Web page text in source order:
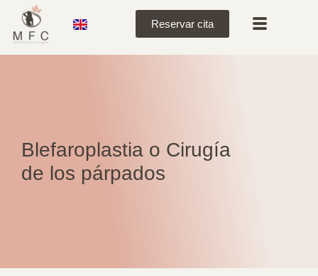
Reservar cita
Blefaroplastia o Cirugía
de los párpados